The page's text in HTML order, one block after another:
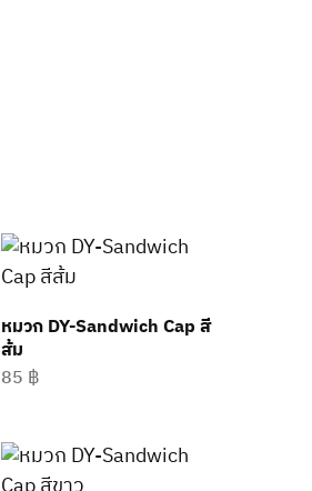
หมวก DY-Sandwich Cap สี
ส้ม
85 ฿